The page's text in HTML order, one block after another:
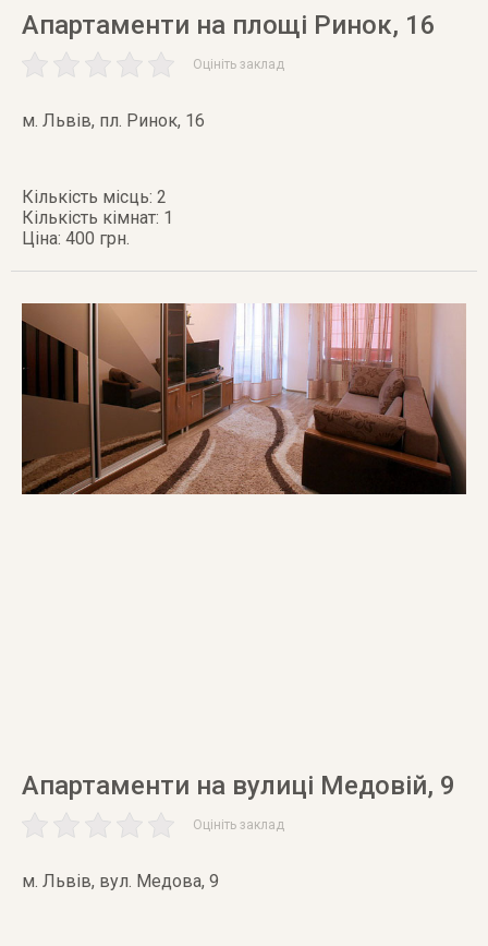
Апартаменти на площі Ринок, 16
Оцініть заклад
м. Львів, пл. Ринок, 16
Кількість місць: 2
Кількість кімнат: 1
Ціна: 400 грн.
Апартаменти на вулиці Медовій, 9
Оцініть заклад
м. Львів, вул. Медова, 9